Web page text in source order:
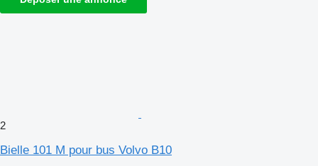
2
Bielle 101 M pour bus Volvo B10